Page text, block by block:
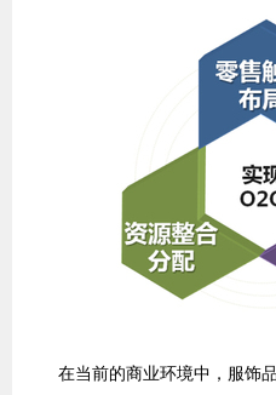
在当前的商业环境中，服饰